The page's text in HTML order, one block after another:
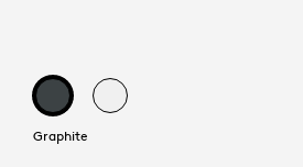
Graphite